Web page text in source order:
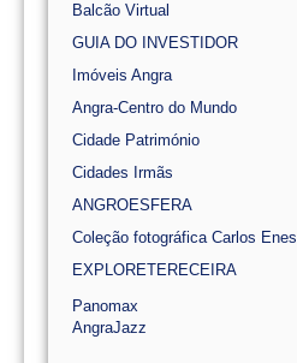
Balcão Virtual
GUIA DO INVESTIDOR
Imóveis Angra
Angra-Centro do Mundo
Cidade Património
Cidades Irmãs
ANGROESFERA
Coleção fotográfica Carlos Enes
EXPLORETERECEIRA
Panomax
AngraJazz